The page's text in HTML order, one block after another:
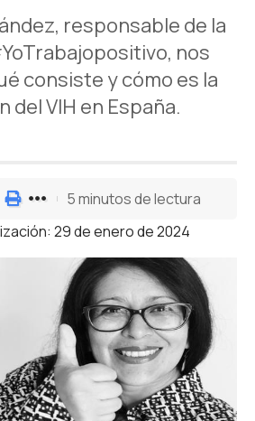
responsable de la
nos
consiste y cómo es la
del VIH en España.
29 de enero de 2024
5 minutos de lectura